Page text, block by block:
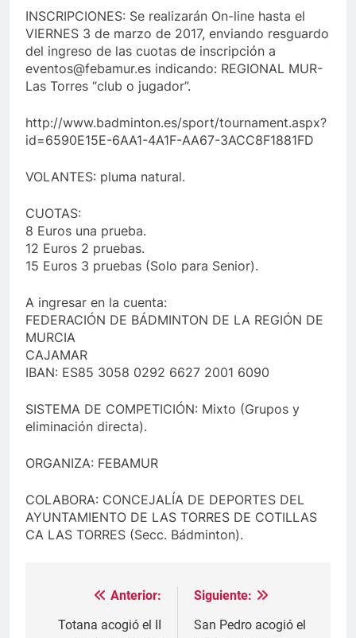
INSCRIPCIONES: Se realizarán On-line hasta el
VIERNES 3 de marzo de 2017, enviando resguardo
del ingreso de las cuotas de inscripción a
eventos@febamur.es indicando: REGIONAL MUR-
Las Torres “club o jugador”.
http://www.badminton.es/sport/tournament.aspx?
id=6590E15E-6AA1-4A1F-AA67-3ACC8F1881FD
VOLANTES: pluma natural.
CUOTAS:
8 Euros una prueba.
12 Euros 2 pruebas.
15 Euros 3 pruebas (Solo para Senior).
A ingresar en la cuenta:
FEDERACIÓN DE BÁDMINTON DE LA REGIÓN DE
MURCIA
CAJAMAR
IBAN: ES85 3058 0292 6627 2001 6090
SISTEMA DE COMPETICIÓN: Mixto (Grupos y
eliminación directa).
ORGANIZA: FEBAMUR
COLABORA: CONCEJALÍA DE DEPORTES DEL
AYUNTAMIENTO DE LAS TORRES DE COTILLAS
CA LAS TORRES (Secc. Bádminton).
Navegación
de
Anterior:
Totana acogió el II
Siguiente:
San Pedro acogió el